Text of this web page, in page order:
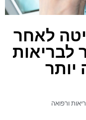
לאחר
לבריאות
יותר
ורפואה